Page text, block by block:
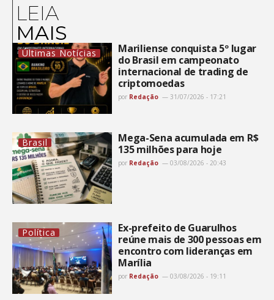
LEIA
MAIS
Últimas Notícias
Mariliense conquista 5º lugar
do Brasil em campeonato
internacional de trading de
criptomoedas
por Redação 31/07/2026 - 17:21
Brasil
Mega-Sena acumulada em R$
135 milhões para hoje
por Redação 03/08/2026 - 20:43
Política
Ex-prefeito de Guarulhos
reúne mais de 300 pessoas em
encontro com lideranças em
Marília
por Redação 03/08/2026 - 19:11